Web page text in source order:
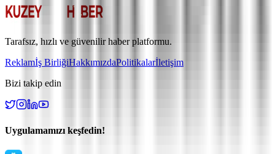
Tarafsız, hızlı ve güvenilir haber platformu.
Reklamİş BirliğiHakkımızdaPolitikalarİletişim
Bizi takip edin
Uygulamamızı keşfedin!